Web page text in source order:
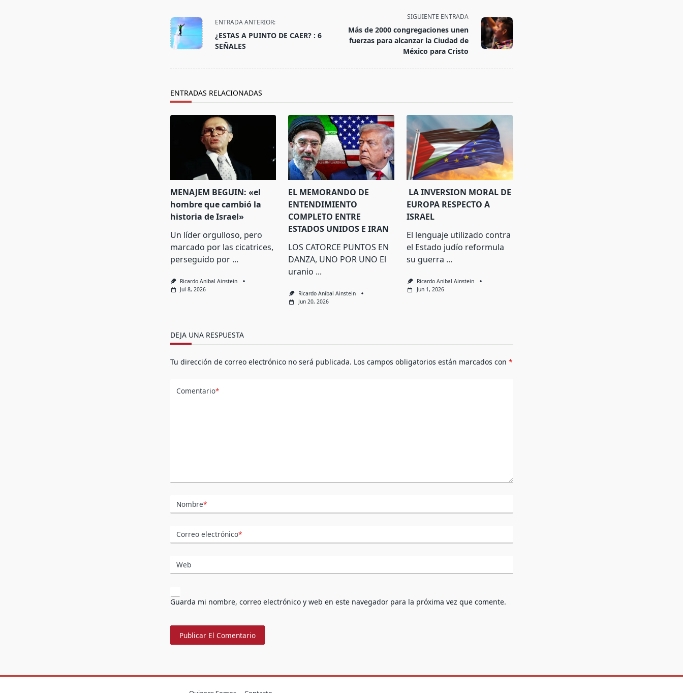
<span
class="nav-
subtitle
screen-
ENTRADA ANTERIOR:
¿ESTAS A PUINTO DE CAER? : 6
SEÑALES
SIGUIENTE ENTRADA
Más de 2000 congregaciones unen
fuerzas para alcanzar la Ciudad de
México para Cristo
ENTRADAS RELACIONADAS
MENAJEM BEGUIN: «el
hombre que cambió la
historia de Israel»
Un líder orgulloso, pero
marcado por las cicatrices,
perseguido por ...
Ricardo Anibal Ainstein
Jul 8, 2026
EL MEMORANDO DE
ENTENDIMIENTO
COMPLETO ENTRE
ESTADOS UNIDOS E IRAN
LOS CATORCE PUNTOS EN
DANZA, UNO POR UNO El
uranio ...
Ricardo Anibal Ainstein
Jun 20, 2026
LA INVERSION MORAL DE
EUROPA RESPECTO A
ISRAEL
El lenguaje utilizado contra
el Estado judío reformula
su guerra ...
Ricardo Anibal Ainstein
Jun 1, 2026
DEJA UNA RESPUESTA
Tu dirección de correo electrónico no será publicada. Los campos obligatorios están marcados con *
Comentario*
Nombre*
Correo electrónico*
Web
Guarda mi nombre, correo electrónico y web en este navegador para la próxima vez que comente.